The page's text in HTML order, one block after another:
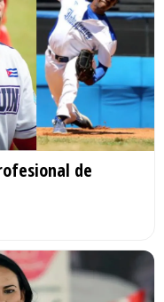
de